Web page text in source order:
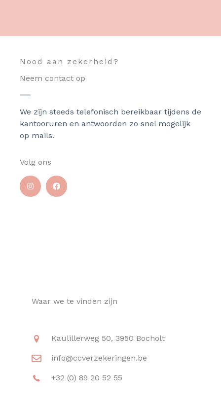
Nood aan zekerheid?
Neem contact op
We zijn steeds telefonisch bereikbaar tijdens de
kantooruren en antwoorden zo snel mogelijk
op mails.
Volg ons
Waar we te vinden zijn
Kaulillerweg 50, 3950 Bocholt
info@ccverzekeringen.be
+32 (0) 89 20 52 55